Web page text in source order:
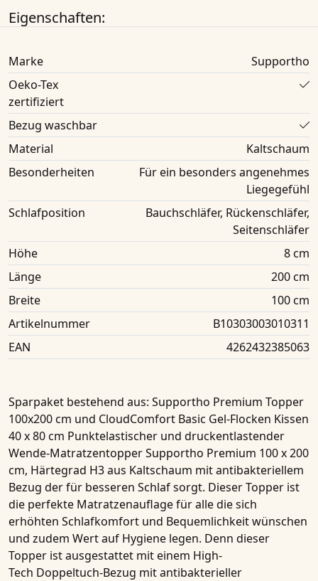
Eigenschaften:
Marke
Supportho
Oeko-Tex
zertifiziert
Bezug waschbar
Material
Kaltschaum
Besonderheiten
Für ein besonders angenehmes
Liegegefühl
Schlafposition
Bauchschläfer, Rückenschläfer,
Seitenschläfer
Höhe
8 cm
Länge
200 cm
Breite
100 cm
Artikelnummer
B10303003010311
EAN
4262432385063
Sparpaket bestehend aus: Supportho Premium Topper
100x200 cm und CloudComfort Basic Gel-Flocken Kissen
40 x 80 cm Punktelastischer und druckentlastender
Wende-MatratzentopperSupportho Premium 100 x 200
cm, Härtegrad H3aus Kaltschaum mit antibakteriellem
Bezug der für besseren Schlaf sorgt. Dieser Topper ist
die perfekte Matratzenauflage für alle die sich
erhöhten Schlafkomfort und Bequemlichkeit wünschen
und zudem Wert auf Hygiene legen. Denn dieser
Topper ist ausgestattet mit einem High-
Tech Doppeltuch-Bezug mit antibakterieller